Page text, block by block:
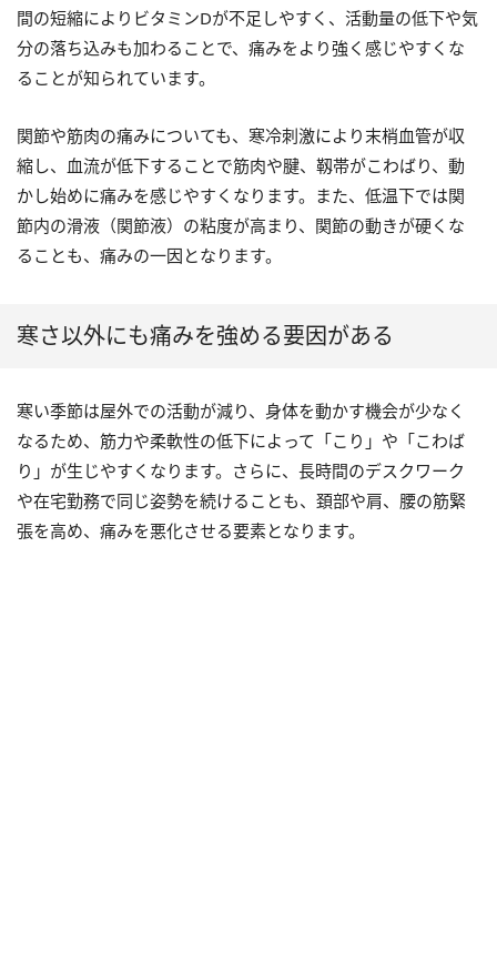
間の短縮によりビタミンDが不足しやすく、活動量の低下や気
分の落ち込みも加わることで、痛みをより強く感じやすくな
ることが知られています。
関節や筋肉の痛みについても、寒冷刺激により末梢血管が収
縮し、血流が低下することで筋肉や腱、靱帯がこわばり、動
かし始めに痛みを感じやすくなります。また、低温下では関
節内の滑液（関節液）の粘度が高まり、関節の動きが硬くな
ることも、痛みの一因となります。
寒さ以外にも痛みを強める要因がある
寒い季節は屋外での活動が減り、身体を動かす機会が少なく
なるため、筋力や柔軟性の低下によって「こり」や「こわば
り」が生じやすくなります。さらに、長時間のデスクワーク
や在宅勤務で同じ姿勢を続けることも、頚部や肩、腰の筋緊
張を高め、痛みを悪化させる要素となります。